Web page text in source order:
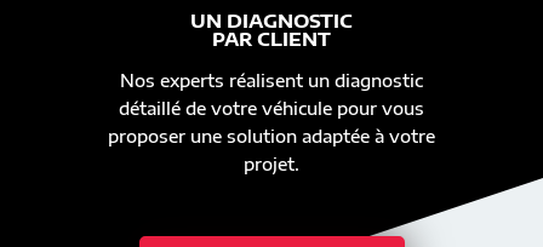
UN DIAGNOSTIC
PAR CLIENT
Nos experts réalisent un diagnostic
détaillé de votre véhicule pour vous
proposer une solution adaptée à votre
projet.